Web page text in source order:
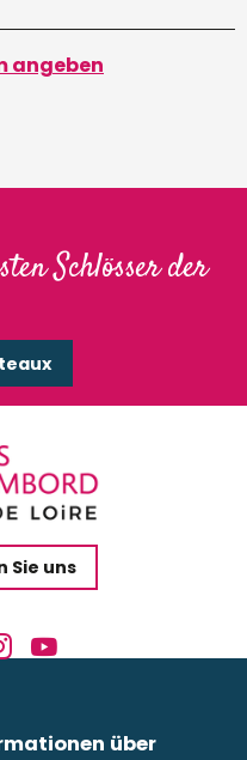
angeben
Schlösser der
Sie uns
über